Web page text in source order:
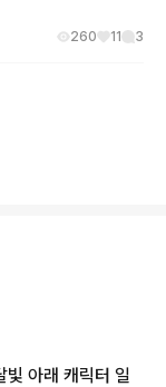
260 11 3
아래 캐릭터 일